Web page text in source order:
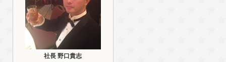
社長 野口貴志